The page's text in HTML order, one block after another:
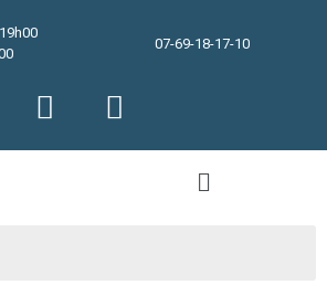
07-69-18-17-10